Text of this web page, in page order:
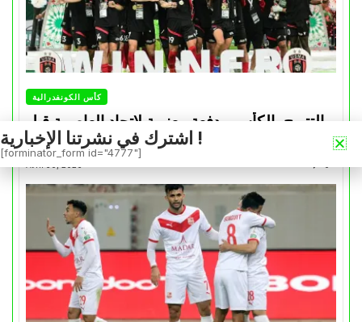
كأس الكونفدرالية
التتويج بالكأس.. دفعة معنوية لإتحاد العاصمة قبل
موقعة الزمالك في نهائي الكونفدرالية
اشترك في نشرتنا الإخبارية !
[forminator_form id="4777"]